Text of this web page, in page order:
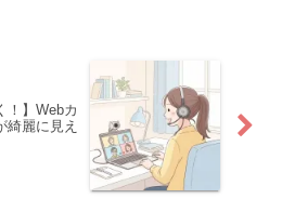
！】Webカ
綺麗に見え